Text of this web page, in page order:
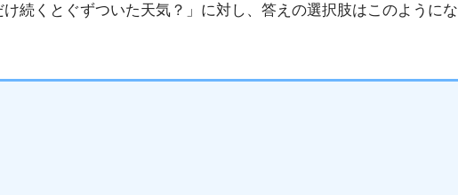
続くとぐずついた天気？」に対し、答えの選択肢はこのようにな